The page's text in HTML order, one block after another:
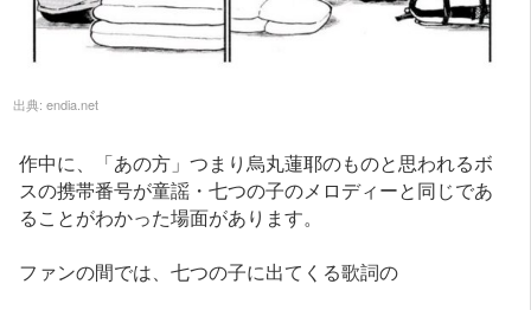
出典: endia.net
作中に、「あの方」つまり烏丸蓮耶のものと思われるボ
スの携帯番号が童謡・七つの子のメロディーと同じであ
ることがわかった場面があります。
ファンの間では、七つの子に出てくる歌詞の